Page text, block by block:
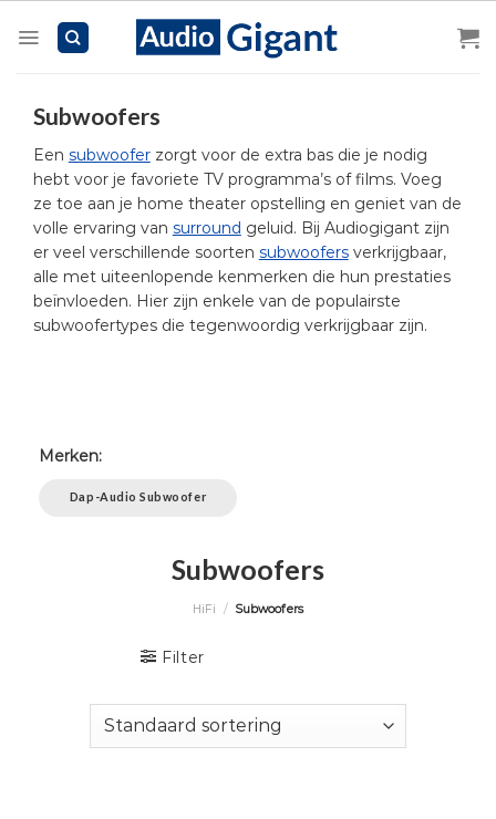
Subwoofers
Een subwooferzorgt voor de extra bas die je nodig
hebt voor je favoriete TV programma’s of films. Voeg
ze toe aan je home theater opstelling en geniet van de
volle ervaring van surround geluid. Bij Audiogigant zijn
er veel verschillende soorten subwoofersverkrijgbaar,
alle met uiteenlopende kenmerken die hun prestaties
beïnvloeden. Hier zijn enkele van de populairste
subwoofertypes die tegenwoordig verkrijgbaar zijn.
Merken:
Dap-Audio Subwoofer
Subwoofers
HiFi / Subwoofers
Filter